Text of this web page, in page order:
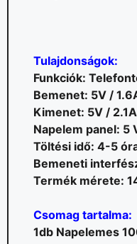
Tulajdonságok:
Funkciók:
Bemenet: 5V /
Kimenet: 5V /
Napelem panel: 5
Töltési idő: 4-5
Bemeneti
Termék mérete:
Csomag tartalma:
1db Napelemes